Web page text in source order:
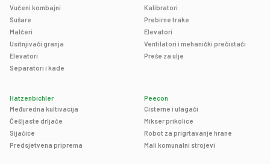
Vučeni kombajni
Sušare
Malčeri
Usitnjivači granja
Elevatori
Separatori i kade
Kalibratori
Prebirne trake
Elevatori
Ventilatori i mehanički prečistači
Preše za ulje
Hatzenbichler
Međuredna kultivacija
Češljaste drljače
Sijačice
Predsjetvena priprema
Peecon
Cisterne i ulagači
Mikser prikolice
Robot za prigrtavanje hrane
Mali komunalni strojevi